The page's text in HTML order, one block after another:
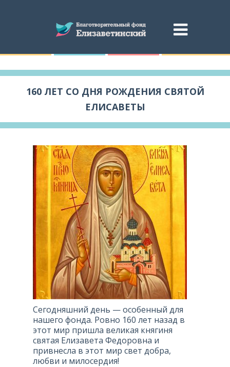
160 ЛЕТ СО ДНЯ РОЖДЕНИЯ СВЯТОЙ
ЕЛИСАВЕТЫ
Сегодняшний день — особенный для
нашего фонда. Ровно 160 лет назад в
этот мир пришла великая княгиня
святая Елизавета Федоровна и
привнесла в этот мир свет добра,
любви и милосердия!